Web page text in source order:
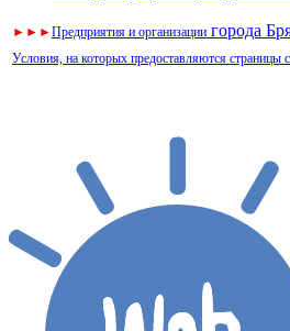
► ► ►Предприятия и организации города
Условия, на которых предоставляются страницы